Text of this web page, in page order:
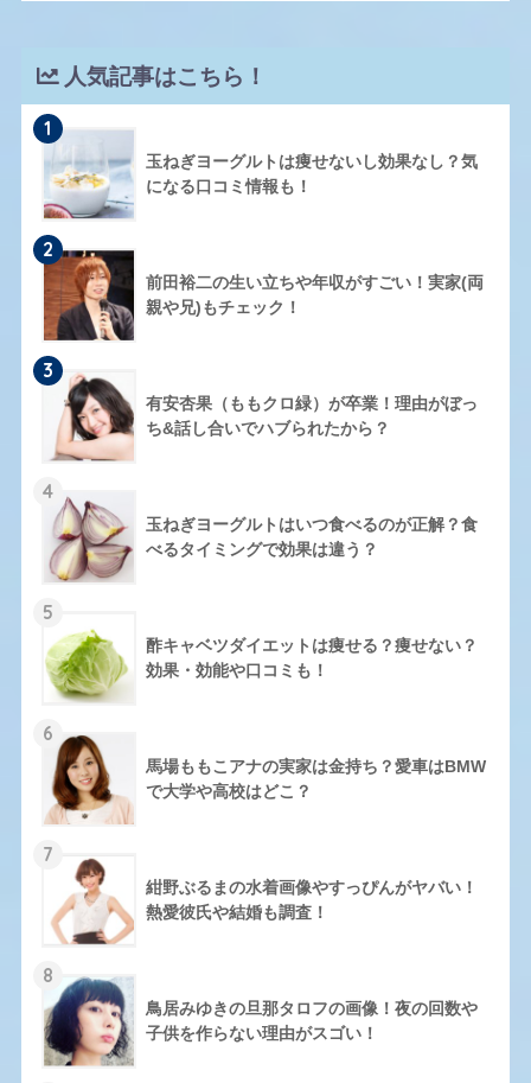
人気記事はこちら！
1
玉ねぎヨーグルトは痩せないし効果なし？気
になる口コミ情報も！
2
前田裕二の生い立ちや年収がすごい！実家(両
親や兄)もチェック！
3
有安杏果（ももクロ緑）が卒業！理由がぼっ
ち&話し合いでハブられたから？
4
玉ねぎヨーグルトはいつ食べるのが正解？食
べるタイミングで効果は違う？
5
酢キャベツダイエットは痩せる？痩せない？
効果・効能や口コミも！
6
馬場ももこアナの実家は金持ち？愛車はBMW
で大学や高校はどこ？
7
紺野ぶるまの水着画像やすっぴんがヤバい！
熱愛彼氏や結婚も調査！
8
鳥居みゆきの旦那タロフの画像！夜の回数や
子供を作らない理由がスゴい！